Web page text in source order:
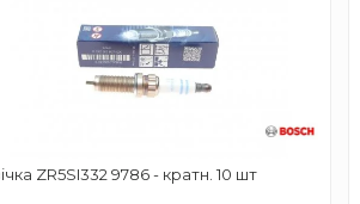
ZR5SI332 9786 - кратн. 10 шт